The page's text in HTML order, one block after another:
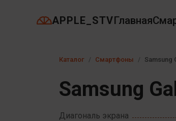
APPLE_STVГлавная
Каталог Смартфоны Samsung
Samsung
Диагональ экрана